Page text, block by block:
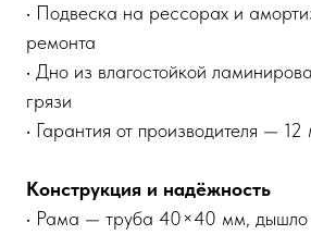
• Подвеска на рессорах и
ремонта
• Дно из влагостойкой
грязи
• Гарантия от производителя — 12
Конструкция и надёжность
• Рама — труба 40×40 мм,